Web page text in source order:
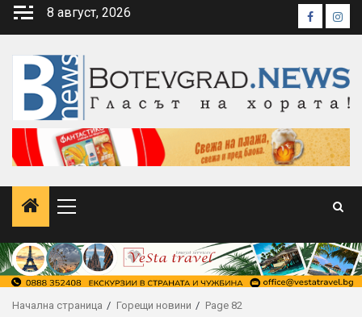
Skip
8 август, 2026 Facebook
Primary
Начална страница Горещи новини Page 82